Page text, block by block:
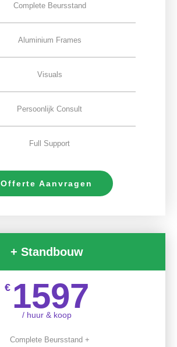
Complete Beursstand
Aluminium Frames
Visuals
Persoonlijk Consult
Full Support
Offerte Aanvragen
+ Standbouw
€ 1597
/ huur & koop
Complete Beursstand +